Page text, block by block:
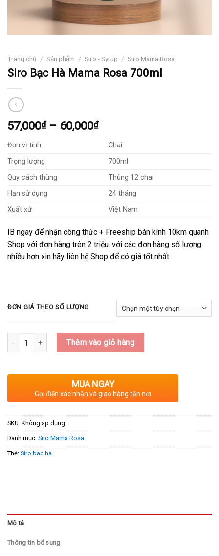
Trang chủ / Sản phẩm / Siro - Syrup / Siro Mama Rosa
Siro Bạc Hà Mama Rosa 700ml
57,000₫ – 60,000₫Khoảng
từ
57,000₫
đến
60,000₫
Đơn vị tính
Chai
Trọng lượng
700ml
Quy cách thùng
Thùng 12 chai
Hạn sử dụng
24 tháng
Xuất xứ
Việt Nam
IB ngay để nhận công thức + Freeship bán kính 10km quanh
Shop với đơn hàng trên 2 triệu, với các đơn hàng số lượng
nhiều hơn xin hãy liên hệ Shop để có giá tốt nhất.
ĐƠN GIÁ THEO SỐ LƯỢNG
Số lượng Thêm vào giỏ hàng
MUA NGAY
Gọi điện xác nhận và giao hàng tận nơi
SKU: Không áp dụng
Danh mục: Siro Mama Rosa
Thẻ: Siro bạc hà
Mô tả
Thông tin bổ sung